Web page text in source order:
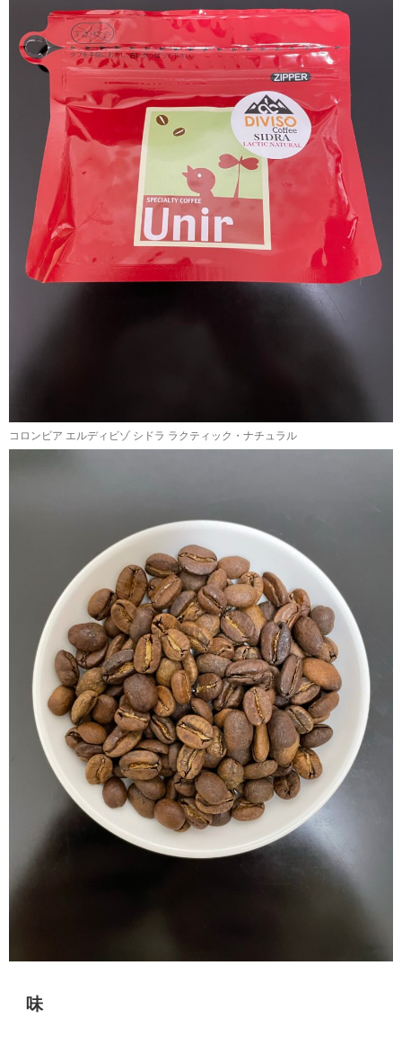
コロンビア エルディビゾ シドラ ラクティック・ナチュラル
味